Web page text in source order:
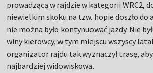
prowadzącą w rajdzie w kategorii WRC2,
niewielkim skoku na tzw. hopie doszło do
nie można było kontynuować jazdy. Nie
winy kierowcy, w tym miejscu wszyscy
organizator rajdu tak wyznaczył trasę, aby
najbardziej widowiskowa.